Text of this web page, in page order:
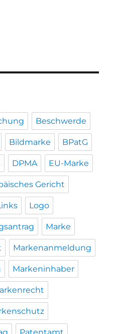
Beschwerde
Bildmarke BPatG
DPMA EU-Marke
Gericht
Logo
Marke
Markenanmeldung
Markeninhaber